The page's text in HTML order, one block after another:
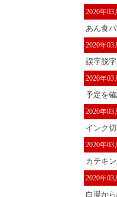
2020年03
あん食
2020年03
誤字脱
2020年03
予定を
2020年03
インク
2020年03
カテキ
2020年03
白湯か